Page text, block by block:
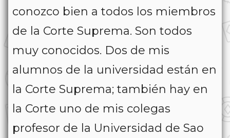
conozco bien a todos los miembros
de la Corte Suprema. Son todos
muy conocidos. Dos de mis
alumnos de la universidad están en
la Corte Suprema; también hay en
la Corte uno de mis colegas
profesor de la Universidad de Sao